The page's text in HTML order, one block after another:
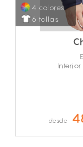
4 colores
6 tallas
desde